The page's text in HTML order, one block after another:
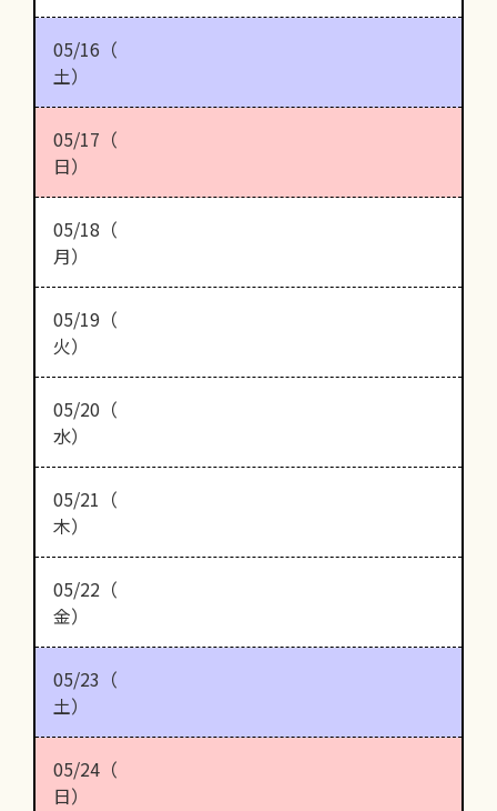
05/16（
土）
05/17（
日）
05/18（
月）
05/19（
火）
05/20（
水）
05/21（
木）
05/22（
金）
05/23（
土）
05/24（
日）